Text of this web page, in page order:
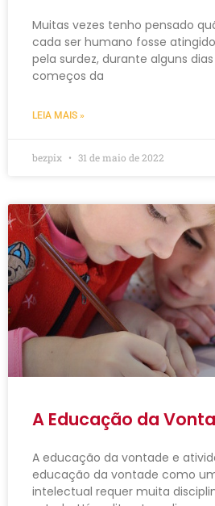
Muitas vezes tenho pensado
cada ser humano fosse
pela surdez, durante alguns
começos da
LEIA MAIS »
bezpix 31 de maio de 2022
A Educação da
A educação da vontade e
educação da vontade como
intelectual requer muita